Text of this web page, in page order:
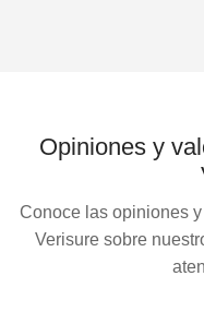
Opiniones y
Conoce las opiniones
Verisure sobre